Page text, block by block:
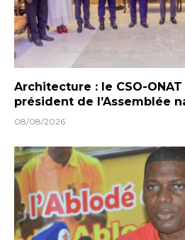
Architecture : le CSO-
président de l’Assemblée
08/08/2026